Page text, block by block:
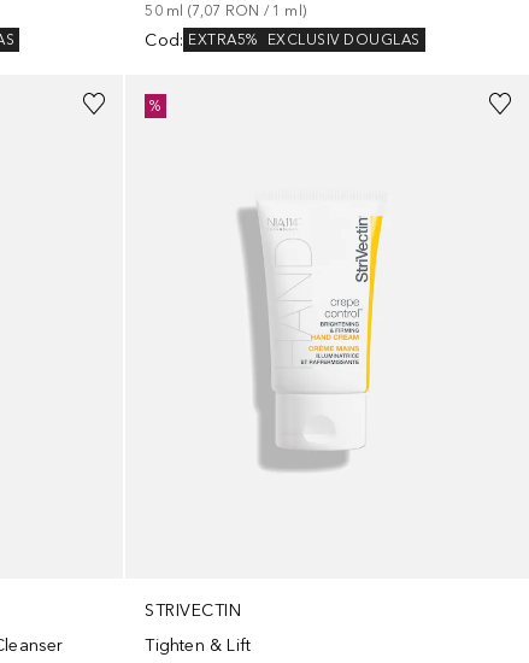
50 ml (7,07 RON / 1 ml)
Cod: EXTRA5% EXCLUSIV DOUGLAS
STRIVECTIN
Tighten & Lift
%